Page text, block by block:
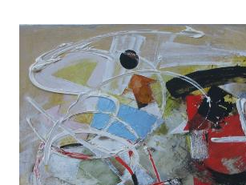
ПАРФЕНЕНКО ВАЛЕРІЙ
ПЕРЕВЕРТУН БОГДАН
ПЕРЛОВСЬКИЙ ФІЛІПП
ПЕТРЕЛЛІ ОЛЕКСАНДР
ПЕТРЕНКО ОЛЕГ
ПЕТРОВ ЄВГЕН